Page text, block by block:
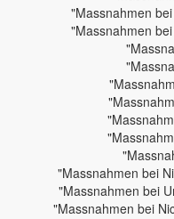
"Massnahmen
"Massnahmen
"Massnahmen bei
"Massnahmen bei
"Massnahmen bei